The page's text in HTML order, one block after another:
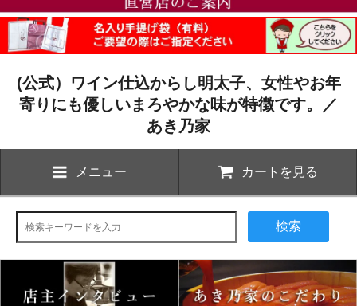
(公式）ワイン仕込からし明太子、女性やお年
寄りにも優しいまろやかな味が特徴です。／
あき乃家
メニュー カートを見る
検索